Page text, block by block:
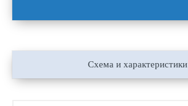
Схема и характеристики